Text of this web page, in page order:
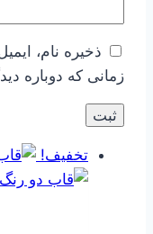
ذخیره نام،
زمانی که دوباره
تخفیف!